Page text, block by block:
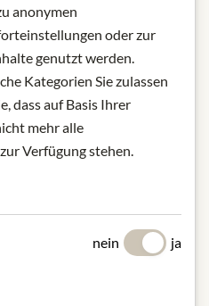
Frankreich
vol.
COLLET et fils/
BP61 -
dass das
der Abbildung
anonymen
oder zur
genutzt werden.
Kategorien Sie zulassen
dass auf Basis Ihrer
mehr alle
Verfügung stehen.
nein ja